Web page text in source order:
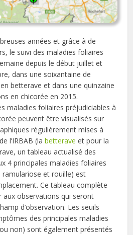
années et grâce à de
le suivi des maladies foliaires
depuis le début juillet et
dans une soixantaine de
betterave et dans une quinzaine
en chicorée en 2015.
maladies foliaires préjudiciables à
peuvent être visualisés sur
régulièrement mises à
l’IRBAB (labetterave et pour la
un tableau actualisé des
4 principales maladies foliaires
et rouille) est
Ce tableau complète
aux observations qui seront
d’observation. Les seuils
des principales maladies
non) sont également présentés